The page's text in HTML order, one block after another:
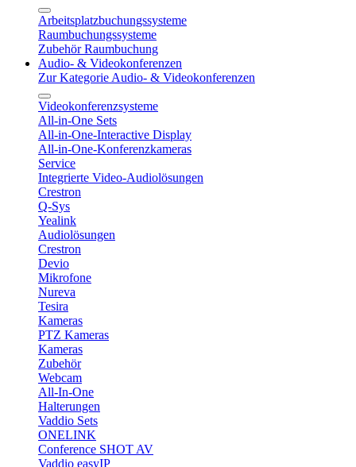
Arbeitsplatzbuchungssysteme
Raumbuchungssysteme
Zubehör Raumbuchung
Audio- & Videokonferenzen
Zur Kategorie Audio- & Videokonferenzen
Videokonferenzsysteme
All-in-One Sets
All-in-One-Interactive Display
All-in-One-Konferenzkameras
Service
Integrierte Video-Audiolösungen
Crestron
Q-Sys
Yealink
Audiolösungen
Crestron
Devio
Mikrofone
Nureva
Tesira
Kameras
PTZ Kameras
Kameras
Zubehör
Webcam
All-In-One
Halterungen
Vaddio Sets
ONELINK
Conference SHOT AV
Vaddio easyIP